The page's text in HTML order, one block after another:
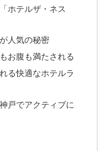
ホテルザ・ネス
人気の秘密
お腹も満たされる
る快適なホテルラ
戸でアクティブに